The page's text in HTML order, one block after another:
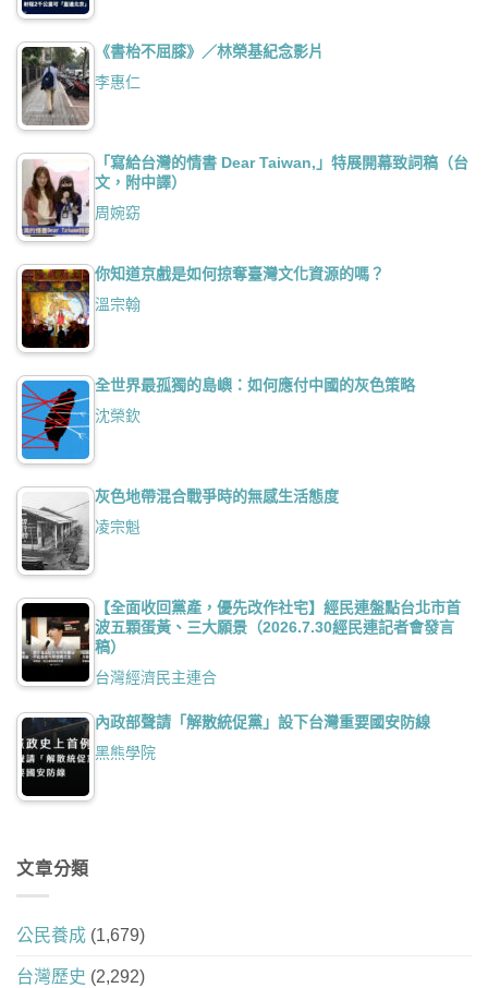
《書枱不屈膝》／林榮基紀念影片
李惠仁
「寫給台灣的情書 Dear Taiwan,」特展開幕致詞稿（台
文，附中譯）
周婉窈
你知道京戲是如何掠奪臺灣文化資源的嗎？
溫宗翰
全世界最孤獨的島嶼：如何應付中國的灰色策略
沈榮欽
灰色地帶混合戰爭時的無感生活態度
凌宗魁
【全面收回黨產，優先改作社宅】經民連盤點台北市首
波五顆蛋黃、三大願景（2026.7.30經民連記者會發言
稿）
台灣經濟民主連合
內政部聲請「解散統促黨」設下台灣重要國安防線
黑熊學院
文章分類
公民養成 (1,679)
台灣歷史 (2,292)